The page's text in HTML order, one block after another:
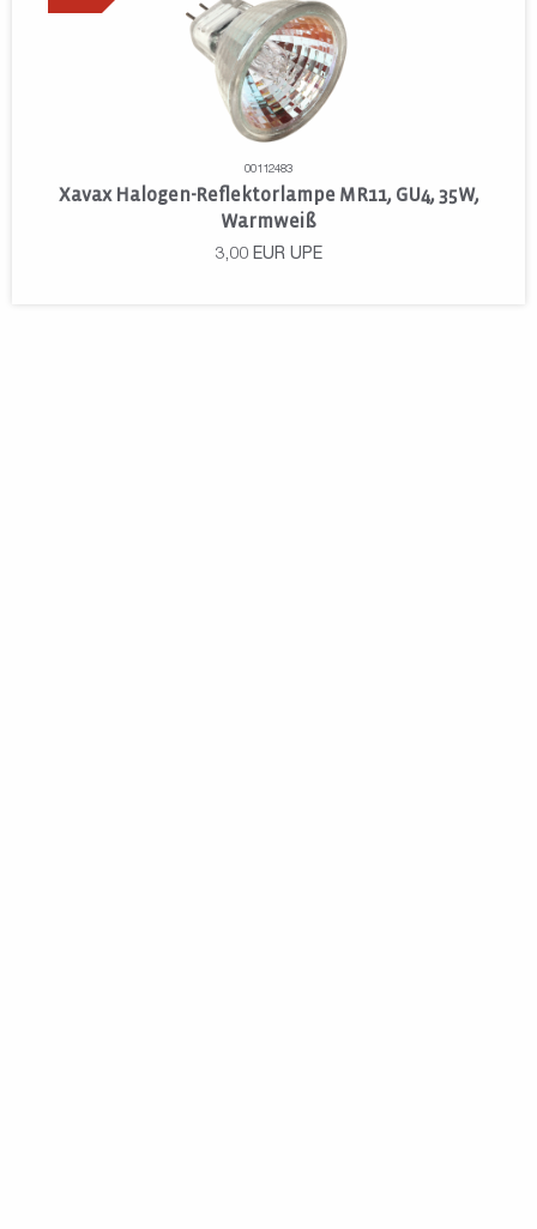
00112483
Xavax Halogen-Reflektorlampe MR11, GU4, 35W,
Warmweiß
3,00 EUR UPE